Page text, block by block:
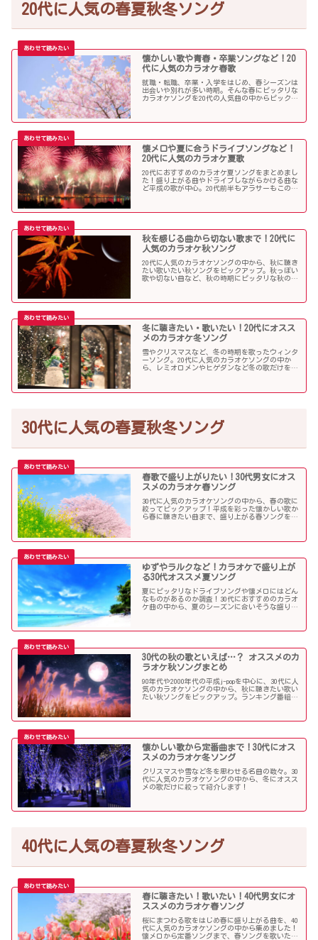
20代に人気の春夏秋冬ソング
懐かしい歌や青春・卒業ソングなど！20
代に人気のカラオケ春歌
就職・転職、卒業・入学をはじめ、春シーズンは
出会いや別れが多い時期。そんな春にピッタリな
カラオケソングを20代の人気曲の中からピックア
懐メロや夏に合うドライブソングなど！
20代に人気のカラオケ夏歌
20代におすすめのカラオケ夏ソングをまとめまし
た！盛り上がる曲やドライブしながらかける曲な
ど平成の歌が中心。20代前半もアラサーもこの曲
秋を感じる曲から切ない歌まで！20代に
人気のカラオケ秋ソング
20代に人気のカラオケソングの中から、秋に聴き
たい歌いたい秋ソングをピックアップ。秋っぽい
歌や切ない曲など、秋の時期にピッタリな秋の歌
冬に聴きたい・歌いたい！20代にオスス
メのカラオケ冬ソング
雪やクリスマスなど、冬の時期を歌ったウィンタ
ーソング。20代に人気のカラオケソングの中か
ら、レミオロメンやヒゲダンなど冬の歌だけを個
30代に人気の春夏秋冬ソング
春歌で盛り上がりたい！30代男女にオス
スメのカラオケ春ソング
30代に人気のカラオケソングの中から、春の歌に
絞ってピックアップ！平成を彩った懐かしい歌か
ら春に聴きたい曲まで、盛り上がる春ソングを集
ゆずやラルクなど！カラオケで盛り上が
る30代オススメ夏ソング
夏にピッタリなドライブソングや懐メロにはどん
なものがあるのか調査！30代におすすめのカラオ
ケ曲の中から、夏のシーズンに合いそうな盛り上
30代の秋の歌といえば…？ オススメのカ
ラオケ秋ソングまとめ
90年代や2000年代の平成j-popを中心に、30代に人
気のカラオケソングの中から、秋に聴きたい歌い
たい秋ソングをピックアップ。ランキング番組で
懐かしい歌から定番曲まで！30代にオス
スメのカラオケ冬ソング
クリスマスや雪など冬を思わせる名曲の数々。30
代に人気のカラオケソングの中から、冬にオスス
メの歌だけに絞って紹介します！
40代に人気の春夏秋冬ソング
春に聴きたい！歌いたい！40代男女にオ
ススメのカラオケ春ソング
桜にまつわる歌をはじめ春に盛り上がる曲を、40
代に人気のカラオケソングの中から集めました！
懐メロから定番ソングまで、春ソングを歌いたい